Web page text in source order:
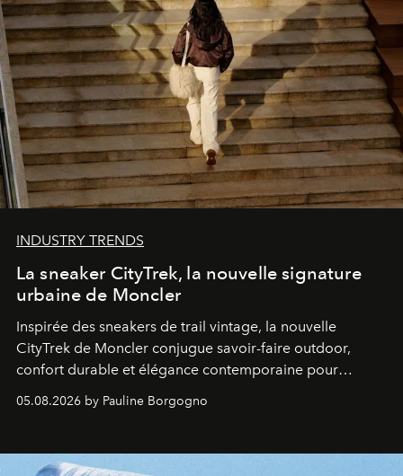
INDUSTRY TRENDS
La sneaker CityTrek, la nouvelle signature
urbaine de Moncler
Inspirée des sneakers de trail vintage, la nouvelle
CityTrek de Moncler conjugue savoir-faire outdoor,
confort durable et élégance contemporaine pour
accompagner les explorations du quotidien.
05.08.2026 by Pauline Borgogno